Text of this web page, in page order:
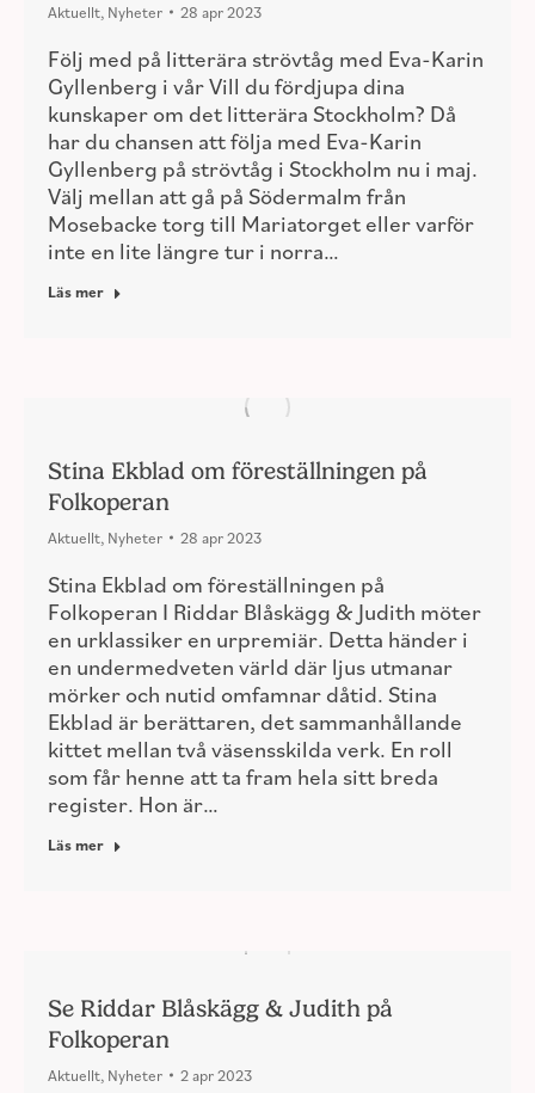
Aktuellt, Nyheter 28 apr 2023
Följ med på litterära strövtåg med Eva-Karin
Gyllenberg i vår Vill du fördjupa dina
kunskaper om det litterära Stockholm? Då
har du chansen att följa med Eva-Karin
Gyllenberg på strövtåg i Stockholm nu i maj.
Välj mellan att gå på Södermalm från
Mosebacke torg till Mariatorget eller varför
inte en lite längre tur i norra…
Läs mer
Stina Ekblad om föreställningen på
Folkoperan
Aktuellt, Nyheter 28 apr 2023
Stina Ekblad om föreställningen på
Folkoperan I Riddar Blåskägg & Judith möter
en urklassiker en urpremiär. Detta händer i
en undermedveten värld där ljus utmanar
mörker och nutid omfamnar dåtid. Stina
Ekblad är berättaren, det sammanhållande
kittet mellan två väsensskilda verk. En roll
som får henne att ta fram hela sitt breda
register. Hon är…
Läs mer
Se Riddar Blåskägg & Judith på
Folkoperan
Aktuellt, Nyheter 2 apr 2023